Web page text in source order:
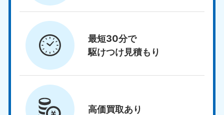
最短30分で
駆けつけ見積もり
高価買取あり